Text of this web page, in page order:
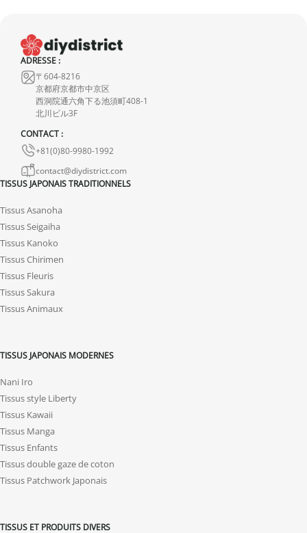
fiche de description, où toutes les caractéristiques sont détaillées.
Bien que nous inspectons soigneusement chaque kimono, il peut
présenter de légères imperfections dues à sa nature de produit
d’occasion mais ne présentent aucune déchirure. Toute
imperfection notable est mentionnée dans la fiche produit. Si
aucun défaut n’est indiqué, cela signifie qu’il est minime et
n’entache en rien la qualité du produit.
ADRESSE :
〒604-8216
京都府京都市中京区
西洞院通六角下る池須町408-1
北川ビル3F
CONTACT :
+81(0)80-9980-1992
contact@diydistrict.com
TISSUS JAPONAIS TRADITIONNELS
Tissus Asanoha
Tissus Seigaiha
Tissus Kanoko
Tissus Chirimen
Tissus Fleuris
Tissus Sakura
Tissus Animaux
TISSUS JAPONAIS MODERNES
Nani Iro
Tissus style Liberty
Tissus Kawaii
Tissus Manga
Tissus Enfants
Tissus double gaze de coton
Tissus Patchwork Japonais
TISSUS ET PRODUITS DIVERS